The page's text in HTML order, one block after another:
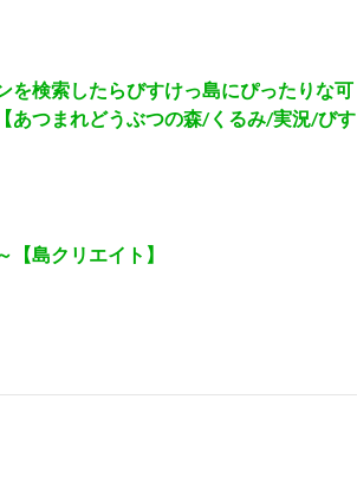
を検索したらびすけっ島にぴったりな可
あつまれどうぶつの森/くるみ/実況/びす
【島クリエイト】